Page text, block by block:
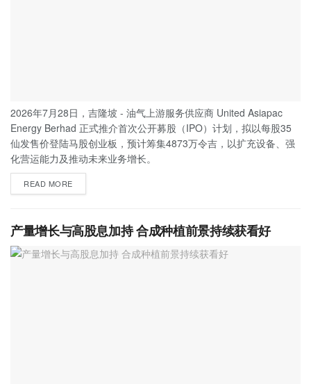
2026年7月28日，吉隆坡 - 油气上游服务供应商 United Asiapac
Energy Berhad 正式推介首次公开募股（IPO）计划，拟以每股35
仙发售价登陆马股创业板，预计筹集4873万令吉，以扩充设备、强
化营运能力及推动未来业务增长。
READ MORE
产量增长与高股息加持 合成种植前景持续获看好